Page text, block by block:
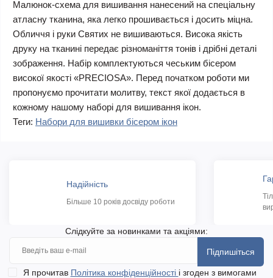
Малюнок-схема для вишивання нанесений на спеціальну
атласну тканина, яка легко прошивається і досить міцна.
Обличчя і руки Святих не вишиваються. Висока якість
друку на тканині передає різноманіття тонів і дрібні деталі
зображення. Набір комплектуються чеським бісером
високої якості «PRECIOSA». Перед початком роботи ми
пропонуємо прочитати молитву, текст якої додається в
кожному нашому наборі для вишивання ікон.
Теги: Набори для вишивки бісером ікон
Надійність
Більше 10 років досвіду роботи
Слідкуйте за новинками та акціями:
Підпишіться
Я прочитав Політика конфіденційності і згоден з вимогами